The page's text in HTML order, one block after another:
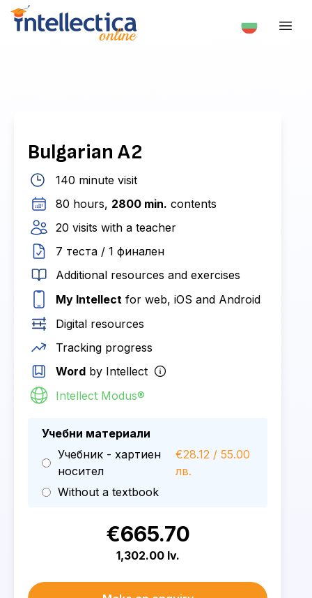
Bulgarian A2
140 minute visit
80 hours, 2800 min. contents
20 visits with a teacher
7 теста / 1 финален
Additional resources and exercises
My Intellect for web, iOS and Android
Digital resources
Tracking progress
Word by Intellect
Intellect Modus®
Учебни материали
Учебник - хартиен
носител
€28.12 / 55.00
лв.
Without a textbook
€665.70
1,302.00 lv.